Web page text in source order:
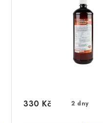
2 dny
330 Kč